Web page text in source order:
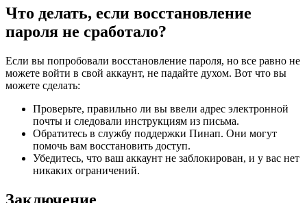
Что делать, если восстановление
пароля не сработало?
Если вы попробовали восстановление пароля, но все равно не
можете войти в свой аккаунт, не падайте духом. Вот что вы
можете сделать:
Проверьте, правильно ли вы ввели адрес электронной
почты и следовали инструкциям из письма.
Обратитесь в службу поддержки Пинап. Они могут
помочь вам восстановить доступ.
Убедитесь, что ваш аккаунт не заблокирован, и у вас нет
никаких ограничений.